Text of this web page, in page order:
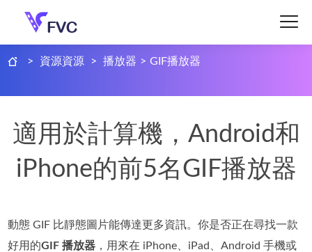
> 資源資源 > 播放器 > GIF播放器
適用於計算機，Android和
iPhone的前5名GIF播放器
動態 GIF 比靜態圖片能傳達更多資訊。你是否正在尋找一款
好用的GIF 播放器 ，用來在 iPhone、iPad、Android 手機或